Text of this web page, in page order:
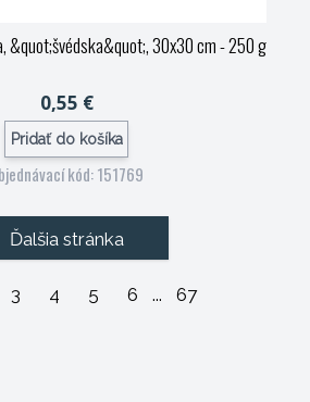
&quot;švédska&quot;, 30x30 cm - 250 g
0,55 €
Pridať do košíka
kód: 151769
Ďalšia stránka
3 4 5 6 ... 67